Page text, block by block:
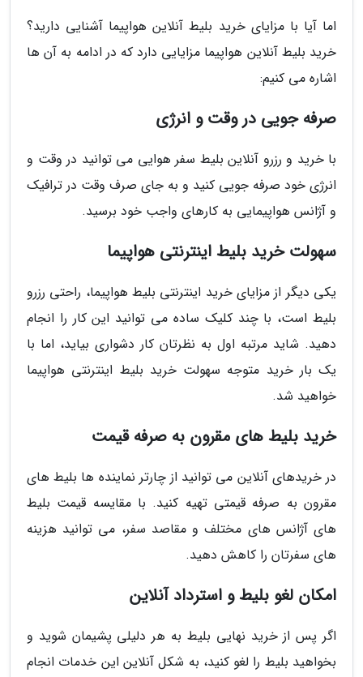
اما آیا با مزایای خرید بلیط آنلاین هواپیما آشنایی دارید؟
خرید بلیط آنلاین هواپیما مزایایی دارد که در ادامه به آن ها
اشاره می کنیم:
صرفه جویی در وقت و انرژی
با خرید و رزرو آنلاین بلیط سفر هوایی می توانید در وقت و
انرژی خود صرفه جویی کنید و به جای صرف وقت در ترافیک
و آژانس هواپیمایی به کارهای واجب خود برسید.
سهولت خرید بلیط اینترنتی هواپیما
یکی دیگر از مزایای خرید اینترنتی بلیط هواپیما، راحتی رزرو
بلیط است، با چند کلیک ساده می توانید این کار را انجام
دهید. شاید مرتبه اول به نظرتان کار دشواری بیاید، اما با
یک بار خرید متوجه سهولت خرید بلیط اینترنتی هواپیما
خواهید شد.
خرید بلیط های مقرون به صرفه قیمت
در خریدهای آنلاین می توانید از چارتر نماینده ها بلیط های
مقرون به صرفه قیمتی تهیه کنید. با مقایسه قیمت بلیط
های آژانس های مختلف و مقاصد سفر، می توانید هزینه
های سفرتان را کاهش دهید.
امکان لغو بلیط و استرداد آنلاین
اگر پس از خرید نهایی بلیط به هر دلیلی پشیمان شوید و
بخواهید بلیط را لغو کنید، به شکل آنلاین این خدمات انجام